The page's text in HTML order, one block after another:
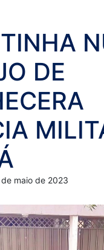
DE
maio de 2023